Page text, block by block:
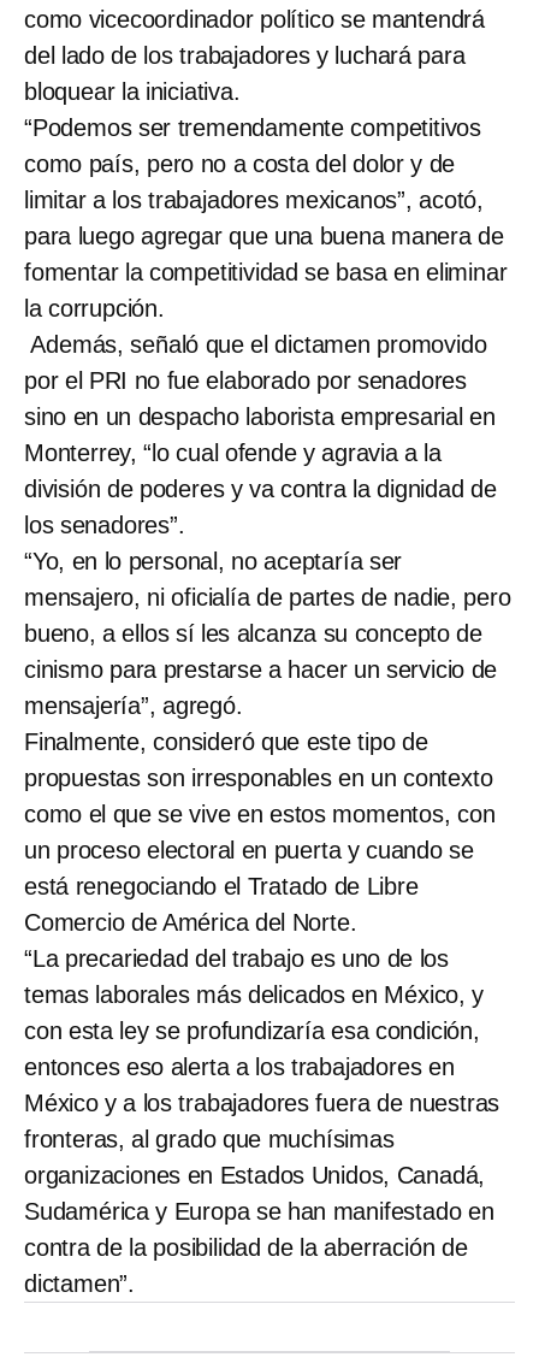
como vicecoordinador político se mantendrá
del lado de los trabajadores y luchará para
bloquear la iniciativa.
“Podemos ser tremendamente competitivos
como país, pero no a costa del dolor y de
limitar a los trabajadores mexicanos”, acotó,
para luego agregar que una buena manera de
fomentar la competitividad se basa en eliminar
la corrupción.
Además, señaló que el dictamen promovido
por el PRI no fue elaborado por senadores
sino en un despacho laborista empresarial en
Monterrey, “lo cual ofende y agravia a la
división de poderes y va contra la dignidad de
los senadores”.
“Yo, en lo personal, no aceptaría ser
mensajero, ni oficialía de partes de nadie, pero
bueno, a ellos sí les alcanza su concepto de
cinismo para prestarse a hacer un servicio de
mensajería”, agregó.
Finalmente, consideró que este tipo de
propuestas son irresponables en un contexto
como el que se vive en estos momentos, con
un proceso electoral en puerta y cuando se
está renegociando el Tratado de Libre
Comercio de América del Norte.
“La precariedad del trabajo es uno de los
temas laborales más delicados en México, y
con esta ley se profundizaría esa condición,
entonces eso alerta a los trabajadores en
México y a los trabajadores fuera de nuestras
fronteras, al grado que muchísimas
organizaciones en Estados Unidos, Canadá,
Sudamérica y Europa se han manifestado en
contra de la posibilidad de la aberración de
dictamen”.